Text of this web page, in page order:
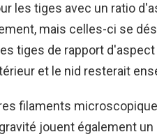
les tiges avec un ratio
mais celles-ci se
tiges de rapport d'aspect
et le nid resterait
filaments
jouent également un